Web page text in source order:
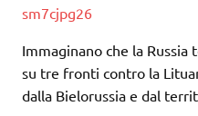
sm7cjpg26
Immaginano che la Russia
su tre fronti contro la
dalla Bielorussia e dal